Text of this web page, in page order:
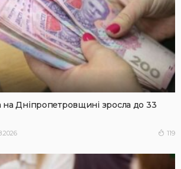
на Дніпропетровщині зросла до 33
119